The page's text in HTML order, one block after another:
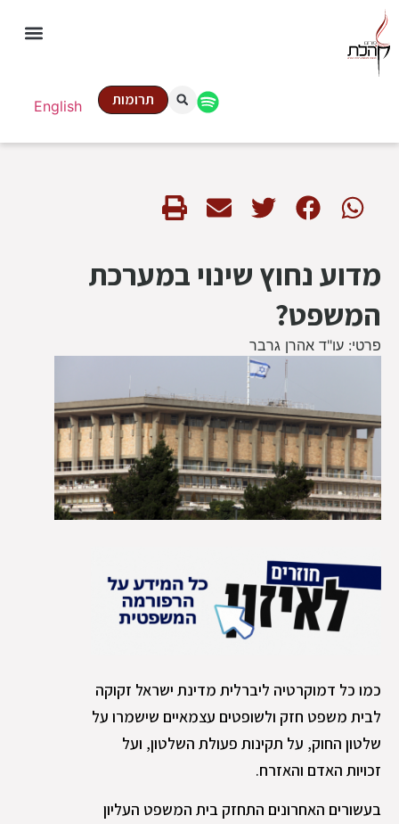
English תרומות
מדוע נחוץ שינוי במערכת
המשפט?
פרטי: עו"ד אהרן גרבר
כמו כל דמוקרטיה ליברלית מדינת ישראל זקוקה
לבית משפט חזק ולשופטים עצמאיים שישמרו על
שלטון החוק, על תקינות פעולת השלטון, ועל
זכויות האדם והאזרח.
בעשורים האחרונים התחזק בית המשפט העליון